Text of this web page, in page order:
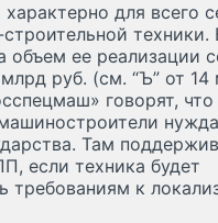
для всего
объем ее реализации
руб. (см. “Ъ” от 14
говорят, что
Там
если техника будет
требованиям к